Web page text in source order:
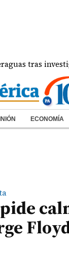
investigar
ECONOMÍA